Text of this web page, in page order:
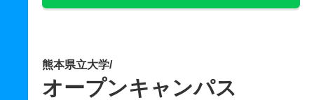
熊本県立大学/
オープンキャンパス